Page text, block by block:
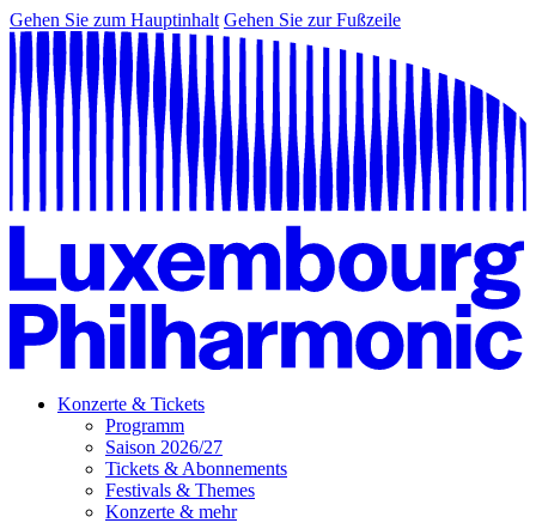
Gehen Sie zum Hauptinhalt Gehen Sie zur Fußzeile
Konzerte & Tickets
Programm
Saison 2026/27
Tickets & Abonnements
Festivals & Themes
Konzerte & mehr